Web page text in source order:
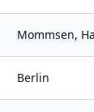
Mommsen,
Berlin